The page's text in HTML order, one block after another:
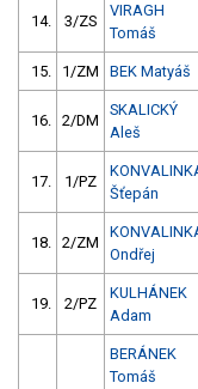
14. 3/ZS
VIRAGH
Tomáš
15. 1/ZM BEK Matyáš
16. 2/DM
SKALICKÝ
Aleš
17. 1/PZ
Šťepán
18. 2/ZM
Ondřej
19. 2/PZ
KULHÁNEK
Adam
BERÁNEK
Tomáš